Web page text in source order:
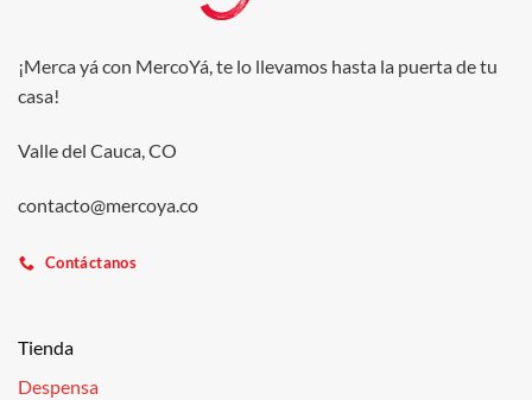
¡Merca yá con MercoYá, te lo llevamos hasta la puerta de tu
casa!
Valle del Cauca, CO
contacto@mercoya.co
Contáctanos
Tienda
Despensa